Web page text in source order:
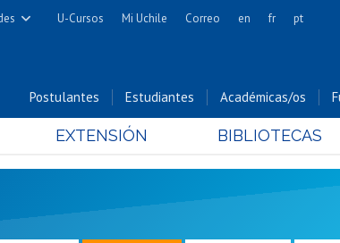
Físicas y Matemáticas
Cs. Forestales y Conservación
y Farmacéuticas
Cs. Sociales
y Pecuarias
Comunicación e Imagen
y Humanidades
U-Cursos Mi Uchile Correo en fr pt
Postulantes Estudiantes Académicas/os
EXTENSIÓN BIBLIOTECAS